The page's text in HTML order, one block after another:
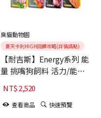
臭貓動物園
夏天卡利HIGH回饋攻略(詳情請點)
【耐吉斯】Energy系列 能
量 挑嘴狗飼料 活力/能量/
銀髮/關節保健/幼犬/高齡
犬/全齡犬 22LB
NT$2,520
查看商品 快速預覽